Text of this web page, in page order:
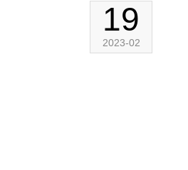
19
2023-02